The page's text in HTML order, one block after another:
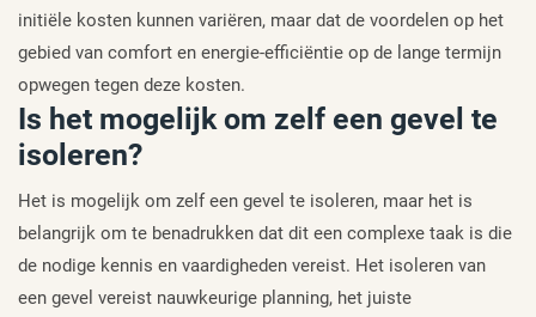
initiële kosten kunnen variëren, maar dat de voordelen op het
gebied van comfort en energie-efficiëntie op de lange termijn
opwegen tegen deze kosten.
Is het mogelijk om zelf een gevel te
isoleren?
Het is mogelijk om zelf een gevel te isoleren, maar het is
belangrijk om te benadrukken dat dit een complexe taak is die
de nodige kennis en vaardigheden vereist. Het isoleren van
een gevel vereist nauwkeurige planning, het juiste